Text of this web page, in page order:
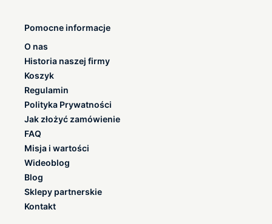
Pomocne informacje
O nas
Historia naszej firmy
Koszyk
Regulamin
Polityka Prywatności
Jak złożyć zamówienie
FAQ
Misja i wartości
Wideoblog
Blog
Sklepy partnerskie
Kontakt